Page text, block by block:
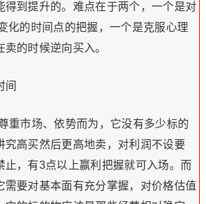
得到提升的。难点在于两个，一个是对
化的时间点的把握，一个是克服心理
的时候逆向买入。
间
重市场、依势而为，它没有多少标的
究高买然后更高地卖，对利润不设要
止，有3点以上赢利把握就可入场。而
需要对基本面有充分掌握，对价格估值